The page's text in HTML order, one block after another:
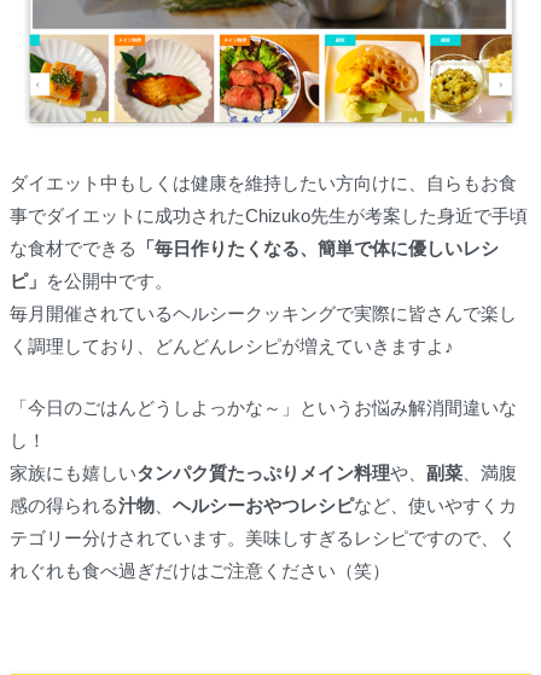
ダイエット中もしくは健康を維持したい方向けに、自らもお食
事でダイエットに成功されたChizuko先生が考案した身近で手頃
な食材でできる 「毎日作りたくなる、簡単で体に優しいレシ
ピ」 を公開中です。
毎月開催されているヘルシークッキングで実際に皆さんで楽し
く調理しており、どんどんレシピが増えていきますよ♪
「今日のごはんどうしよっかな～」というお悩み解消間違いな
し！
家族にも嬉しいタンパク質たっぷりメイン料理や、 副菜、満腹
感の得られる汁物、 ヘルシーおやつレシピなど、使いやすくカ
テゴリー分けされています。美味しすぎるレシピですので、く
れぐれも食べ過ぎだけはご注意ください（笑）